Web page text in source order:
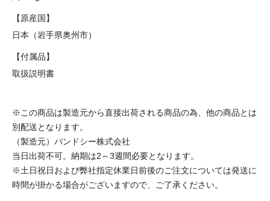
【原産国】
日本（岩手県奥州市）
【付属品】
取扱説明書
※この商品は製造元から直接出荷される商品の為、他の商品とは
別配送となります。
（製造元）バンドシー株式会社
当日出荷不可。納期は2～3週間必要となります。
※土日祝日および弊社指定休業日前後のご注文については発送に
時間が掛かる場合がございますので、ご了承ください。